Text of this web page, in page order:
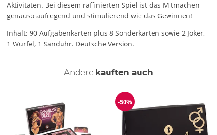
Aktivitäten. Bei diesem raffinierten Spiel ist das Mitmachen
genauso aufregend und stimulierend wie das Gewinnen!
Inhalt: 90 Aufgabenkarten plus 8 Sonderkarten sowie 2 Joker,
1 Würfel, 1 Sanduhr. Deutsche Version.
Andere kauften auch
Reduzierung
-50%